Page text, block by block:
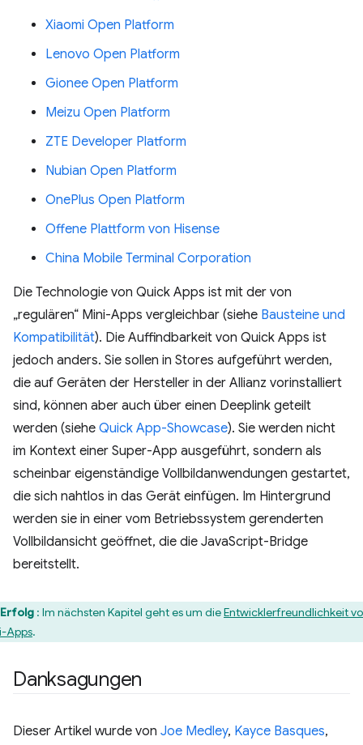
Xiaomi Open Platform
Lenovo Open Platform
Gionee Open Platform
Meizu Open Platform
ZTE Developer Platform
Nubian Open Platform
OnePlus Open Platform
Offene Plattform von Hisense
China Mobile Terminal Corporation
Die Technologie von Quick Apps ist mit der von
„regulären“ Mini-Apps vergleichbar (siehe Bausteine und
Kompatibilität). Die Auffindbarkeit von Quick Apps ist
jedoch anders. Sie sollen in Stores aufgeführt werden,
die auf Geräten der Hersteller in der Allianz vorinstalliert
sind, können aber auch über einen Deeplink geteilt
werden (siehe Quick App-Showcase). Sie werden nicht
im Kontext einer Super-App ausgeführt, sondern als
scheinbar eigenständige Vollbildanwendungen gestartet,
die sich nahtlos in das Gerät einfügen. Im Hintergrund
werden sie in einer vom Betriebssystem gerenderten
Vollbildansicht geöffnet, die die JavaScript-Bridge
bereitstellt.
Erfolg : Im nächsten Kapitel geht es um dieEntwicklerfreundlichkeit
Apps.
Danksagungen
Dieser Artikel wurde von Joe Medley, Kayce Basques,